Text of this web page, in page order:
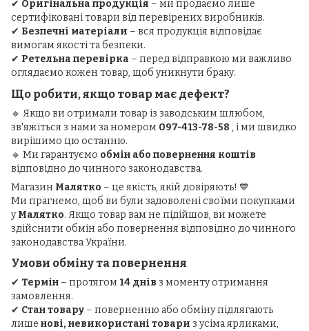
✔ Оригінальна продукція – ми продаємо лише
сертифіковані товари від перевірених виробників.
✔ Безпечні матеріали – вся продукція відповідає
вимогам якості та безпеки.
✔ Ретельна перевірка – перед відправкою ми важливо
оглядаємо кожен товар, щоб уникнути браку.
Що робити, якщо товар має дефект?
🔹 Якщо ви отримали товар із заводським шлюбом,
зв'яжіться з нами за номером 097-413-78-58 , і ми швидко
вирішимо цю останню.
🔹 Ми гарантуємо обмін або повернення коштів
відповідно до чинного законодавства.
Магазин Малятко – це якість, якій довіряють! 💙
Ми прагнемо, щоб ви були задоволені своїми покупками
уМалятко. Якщо товар вам не підійшов, ви можете
здійснити обмін або повернення відповідно до чинного
законодавства України.
Умови обміну та повернення
✔ Термін – протягом 14 днів з моменту отримання
замовлення.
✔ Стан товару – поверненню або обміну підлягають
лише нові, невикористані товари з усіма ярликами,